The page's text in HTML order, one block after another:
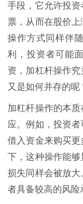
手段，它允许投
票，从而在股价
操作方式同样伴
利，投资者可能
资，加杠杆操作
又是如何并存的呢
加杠杆操作的本
应。例如，投资者
借入资金来购买
下，这种操作能够
损失同样会被放
者具备较高的风险